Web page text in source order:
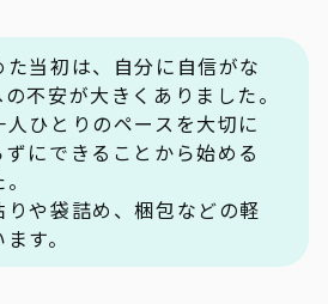
当初は、自分に自信がな
不安が大きくありました。
ひとりのペースを大切に
にできることから始める
や袋詰め、梱包などの軽
す。